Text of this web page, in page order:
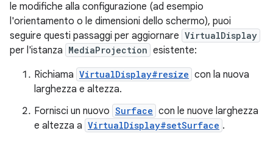
le modifiche alla configurazione (ad esempio
l'orientamento o le dimensioni dello schermo), puoi
seguire questi passaggi per aggiornare VirtualDisplay
per l'istanza MediaProjection esistente:
Richiama VirtualDisplay#resize con la nuova
larghezza e altezza.
Fornisci un nuovo Surface con le nuove larghezza
e altezza a VirtualDisplay#setSurface .